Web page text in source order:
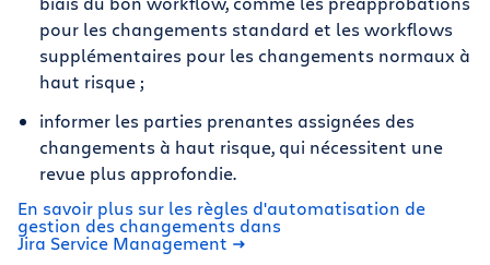
pour les changements standard et les workflows
supplémentaires pour les changements normaux à
haut risque ;
informer les parties prenantes assignées des
changements à haut risque, qui nécessitent une
revue plus approfondie.
En savoir plus sur les règles d'automatisation de
gestion des changements dans
Jira Service Management